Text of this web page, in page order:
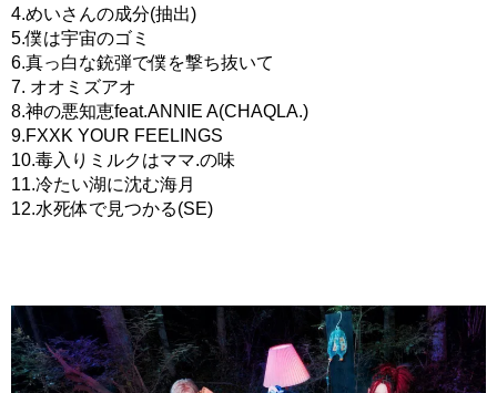
4.めいさんの成分(抽出)
5.僕は宇宙のゴミ
6.真っ白な銃弾で僕を撃ち抜いて
7. オオミズアオ
8.神の悪知恵feat.ANNIE A(CHAQLA.)
9.FXXK YOUR FEELINGS
10.毒入りミルクはママ.の味
11.冷たい湖に沈む海月
12.水死体で見つかる(SE)